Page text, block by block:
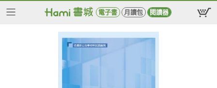
電子書 月讀包 閱讀器